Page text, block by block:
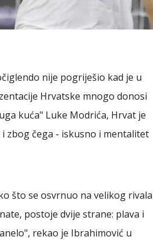
nije pogriješio kad je u
Hrvatske mnogo donosi
kuća" Luke Modrića, Hrvat je
zbog čega - iskusno i mentalitet
što se osvrnuo na velikog rivala
postoje dvije strane: plava i
rekao je Ibrahimović u